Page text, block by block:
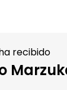
recibido